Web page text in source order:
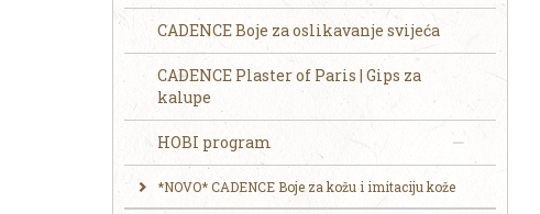
CADENCE Boje za oslikavanje svijeća
CADENCE Plaster of Paris | Gips za
kalupe
HOBI program
*NOVO* CADENCE Boje za kožu i imitaciju kože